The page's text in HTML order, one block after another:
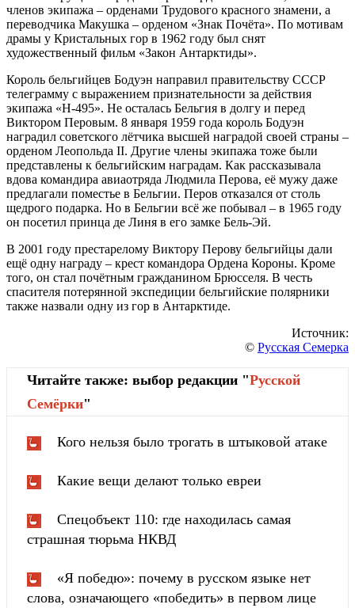
членов экипажа – орденами Трудового красного знамени, а
переводчика Макушка – орденом «Знак Почёта». По мотивам
драмы у Кристальных гор в 1962 году был снят
художественный фильм «Закон Антарктиды».
Король бельгийцев Бодуэн направил правительству СССР
телеграмму с выражением признательности за действия
экипажа «Н-495». Не осталась Бельгия в долгу и перед
Виктором Перовым. 8 января 1959 года король Бодуэн
наградил советского лётчика высшей наградой своей страны –
орденом Леопольда II. Другие члены экипажа тоже были
представлены к бельгийским наградам. Как рассказывала
вдова командира авиаотряда Людмила Перова, её мужу даже
предлагали поместье в Бельгии. Перов отказался от столь
щедрого подарка. Но в Бельгии всё же побывал – в 1965 году
он посетил принца де Линя в его замке Бель-Эй.
В 2001 году престарелому Виктору Перову бельгийцы дали
ещё одну награду – крест командора Ордена Короны. Кроме
того, он стал почётным гражданином Брюсселя. В честь
спасителя потерянной экспедиции бельгийские полярники
также назвали одну из гор в Антарктиде.
Источник:
© Русская Семерка
Читайте также: выбор редакции "Русской
Cемёрки"
Кого нельзя было трогать в штыковой атаке
Какие вещи делают только евреи
Спецобъект 110: где находилась самая
страшная тюрьма НКВД
«Я победю»: почему в русском языке нет
слова, означающего «победить» в первом лице